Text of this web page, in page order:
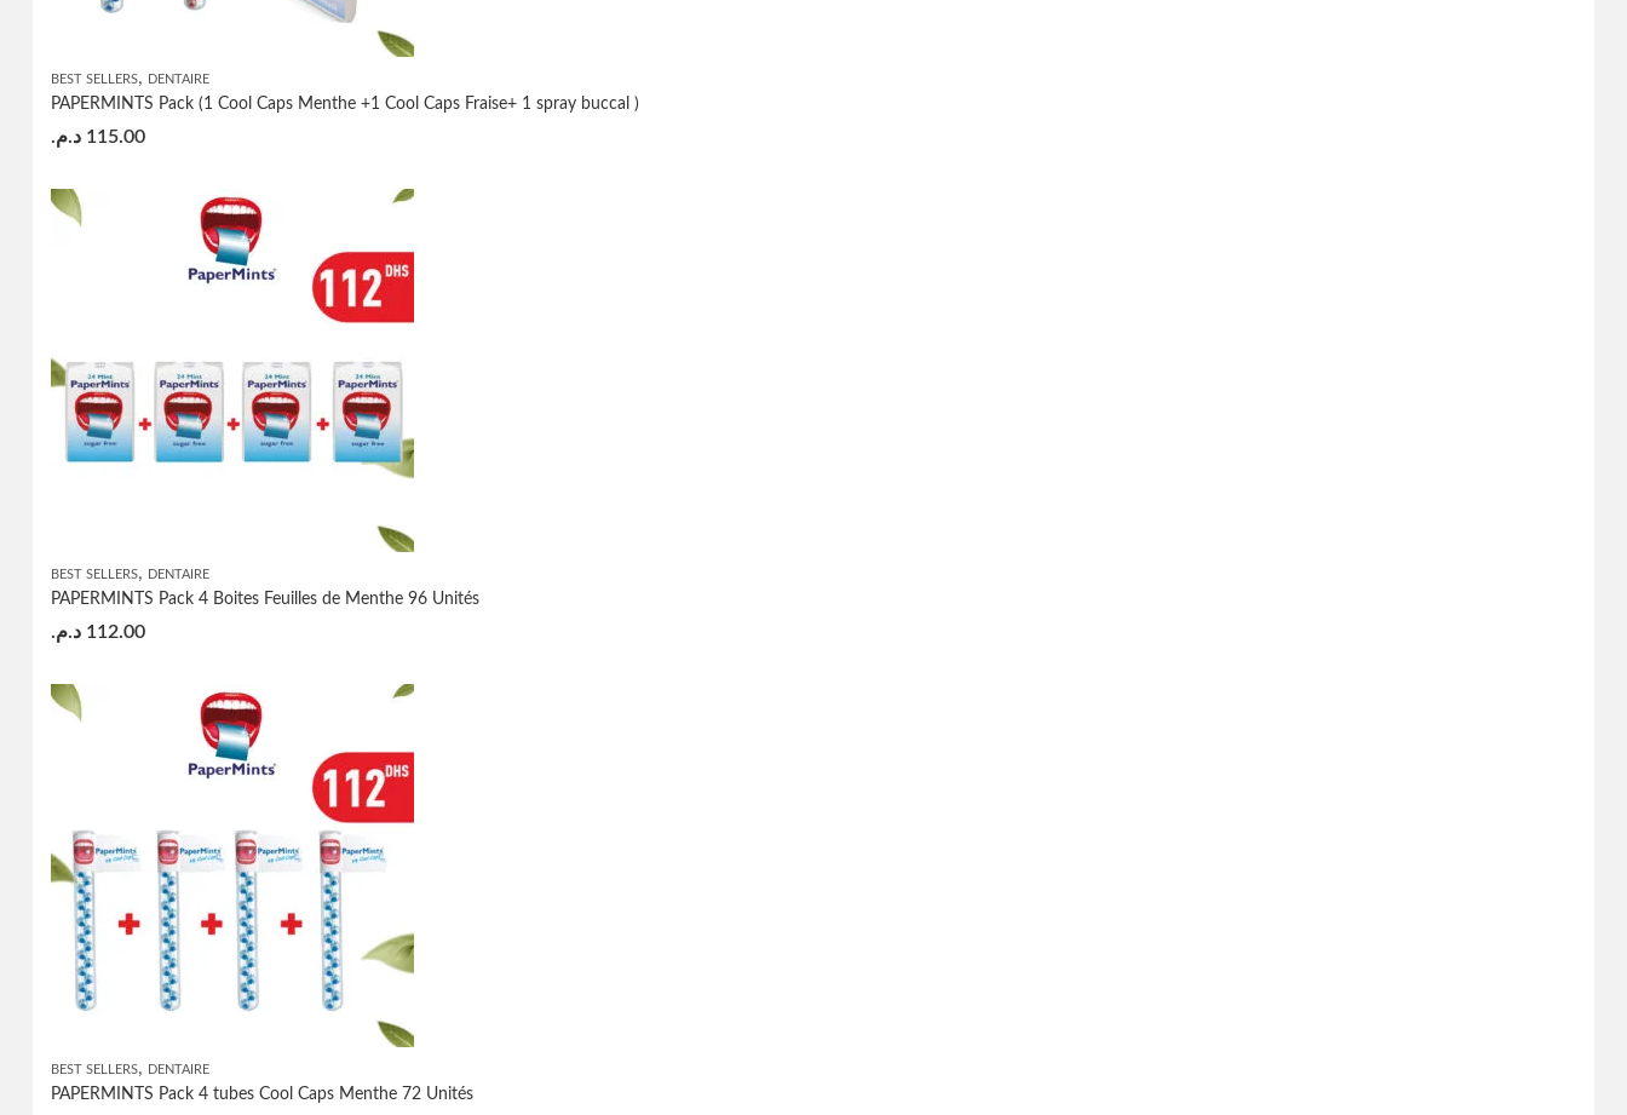
BEST SELLERS, DENTAIRE
PAPERMINTS Pack (1 Cool Caps Menthe +1 Cool Caps Fraise+ 1 spray buccal )
115.00 د.م.
BEST SELLERS, DENTAIRE
PAPERMINTS Pack 4 Boites Feuilles de Menthe 96 Unités
112.00 د.م.
BEST SELLERS, DENTAIRE
PAPERMINTS Pack 4 tubes Cool Caps Menthe 72 Unités